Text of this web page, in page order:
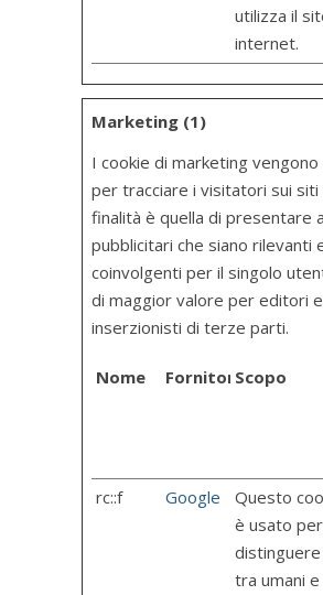
utilizza il
internet.
Marketing (1)
I cookie di marketing
per tracciare i visitatori sui siti
finalità è quella di presentare
pubblicitari che siano rilevanti
coinvolgenti per il singolo
di maggior valore per editori e
inserzionisti di terze parti.
Nome FornitoreScopo
rc::f
Google
Questo
è usato per
distinguere
tra umani e